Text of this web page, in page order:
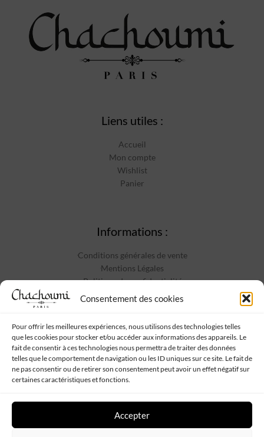
Consentement des cookies
Pour offrir les meilleures expériences, nous utilisons des technologies telles
que les cookies pour stocker et/ou accéder aux informations des appareils. Le
fait de consentir à ces technologies nous permettra de traiter des données
telles que le comportement de navigation ou les ID uniques sur ce site. Le fait de
ne pas consentir ou de retirer son consentement peut avoir un effet négatif sur
certaines caractéristiques et fonctions.
Accepter
Liens utiles :
Accueil
Mon compte
Wishlist
Panier
Informations :
Conditions générales de vente
Mentions Légales
Politique de confidentialité
Contact
Suivez-nous :
Chachoumi Tous droits réservés - Propulsé parWeb My Sister-Plan